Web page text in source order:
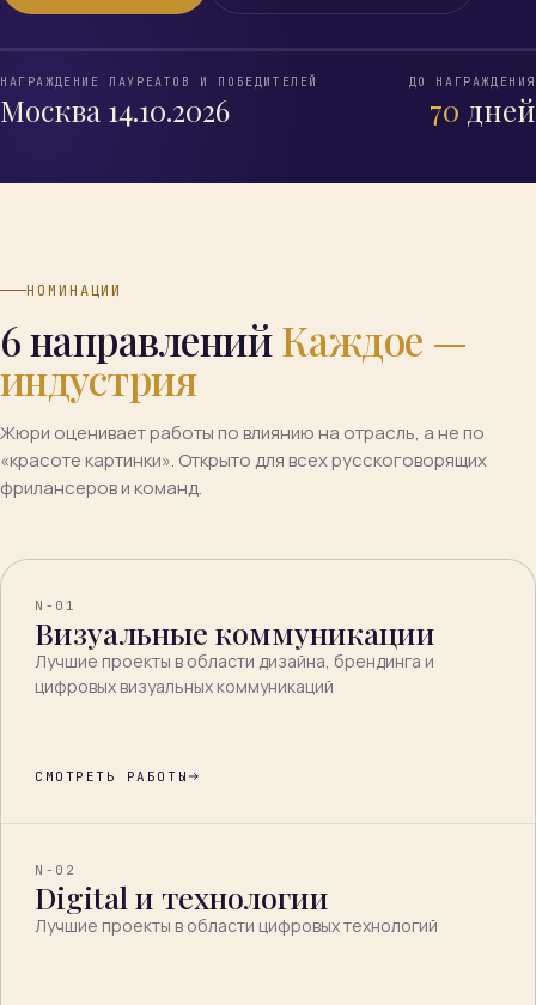
НАГРАЖДЕНИЕ ЛАУРЕАТОВ И ПОБЕДИТЕЛЕЙ
Москва 14.10.2026
ДО НАГРАЖДЕНИЯ
70 дней
НОМИНАЦИИ
6 направленийКаждое —
индустрия
Жюри оценивает работы по влиянию на отрасль, а не по
«красоте картинки». Открыто для всех русскоговорящих
фрилансеров и команд.
N-01
Визуальные коммуникации
Лучшие проекты в области дизайна, брендинга и
цифровых визуальных коммуникаций
СМОТРЕТЬ РАБОТЫ
N-02
Digital и технологии
Лучшие проекты в области цифровых технологий